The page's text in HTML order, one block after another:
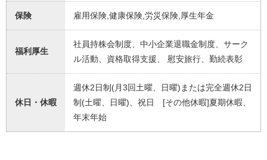
保険 雇用保険,健康保険,労災保険,厚生年金
福利厚生
社員持株会制度、中小企業退職金制度、サーク
ル活動、資格取得支援、 慰安旅行、勤続表彰
休日・休暇
週休2日制(月3回土曜、日曜)または完全週休2日
制(土曜、日曜)、祝日 [その他休暇]夏期休暇、
年末年始